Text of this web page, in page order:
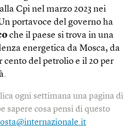
Cpi nel marzo 2023 nei
portavoce del governo ha
che il paese si trova in una
energetica da Mosca, da
cento del petrolio e il 20 per
ogni settimana una pagina di
sapere cosa pensi di questo